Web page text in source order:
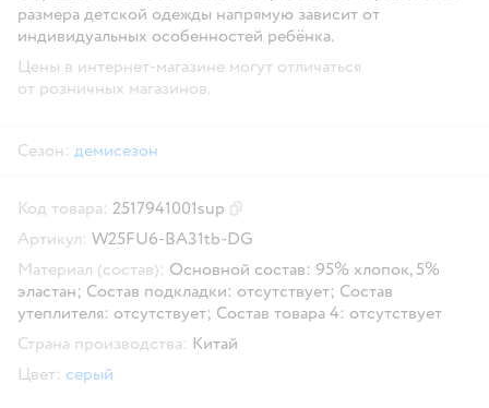
размера детской одежды напрямую зависит от
индивидуальных особенностей ребёнка.
Цены в интернет-магазине могут отличаться
от розничных магазинов.
Сезон: демисезон
Код товара: 2517941001sup
Артикул: W25FU6-BA31tb-DG
Материал (состав): Основной состав: 95% хлопок, 5%
эластан; Состав подкладки: отсутствует; Состав
утеплителя: отсутствует; Состав товара 4: отсутствует
Страна производства: Китай
Цвет: серый